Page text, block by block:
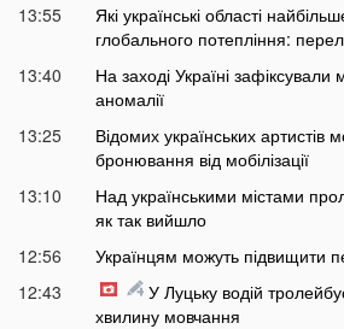
13:55
Які українські області
глобального потепління:
13:40
На заході Україні
аномалії
13:25
Відомих українських артистів
бронювання від мобілізації
13:10
Над українськими містами
як так вийшло
12:56
Українцям можуть підвищити
12:43
У Луцьку водій
хвилину мовчання